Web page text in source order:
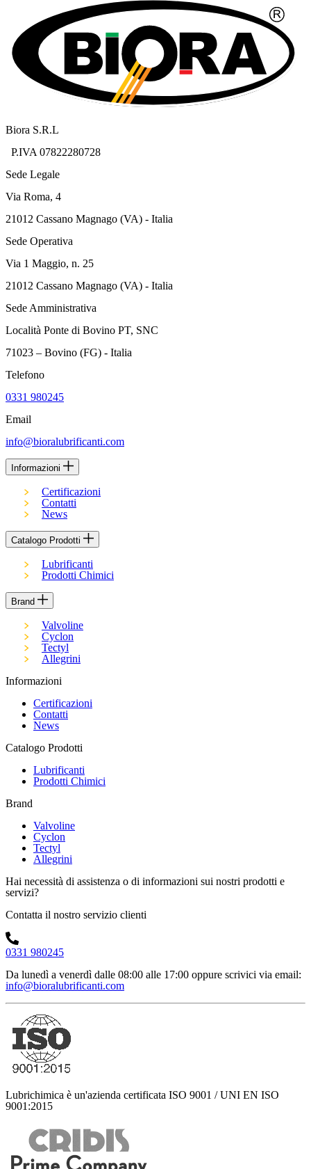
Biora S.R.L
P.IVA 07822280728
Sede Legale
Via Roma, 4
21012 Cassano Magnago (VA) - Italia
Sede Operativa
Via 1 Maggio, n. 25
21012 Cassano Magnago (VA) - Italia
Sede Amministrativa
Località Ponte di Bovino PT, SNC
71023 – Bovino (FG) - Italia
Telefono
0331 980245
Email
info@bioralubrificanti.com
Informazioni
Certificazioni
Contatti
News
Catalogo Prodotti
Lubrificanti
Prodotti Chimici
Brand
Valvoline
Cyclon
Tectyl
Allegrini
Informazioni
Certificazioni
Contatti
News
Catalogo Prodotti
Lubrificanti
Prodotti Chimici
Brand
Valvoline
Cyclon
Tectyl
Allegrini
Hai necessità di assistenza o di informazioni sui nostri prodotti e
servizi?
Contatta il nostro servizio clienti
0331 980245
Da lunedì a venerdì dalle 08:00 alle 17:00 oppure scrivici via email:
info@bioralubrificanti.com
Lubrichimica è un'azienda certificata ISO 9001 / UNI EN ISO
9001:2015